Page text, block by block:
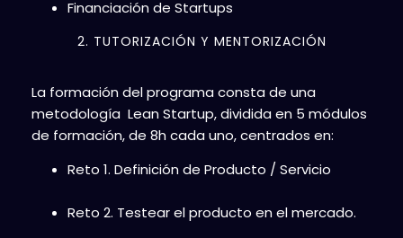
Financiación de Startups
2. TUTORIZACIÓN Y MENTORIZACIÓN
La formación del programa consta de una
metodología Lean Startup, dividida en 5 módulos
de formación, de 8h cada uno, centrados en:
Reto 1. Definición de Producto / Servicio
Reto 2. Testear el producto en el mercado.